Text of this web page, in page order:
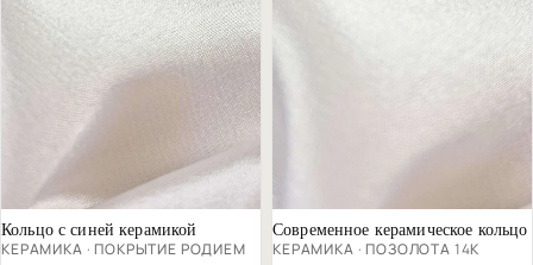
Кольцо с синей керамикой
КЕРАМИКА · ПОКРЫТИЕ РОДИЕМ
Хит продаж
Современное керамическое кольцо
КЕРАМИКА · ПОЗОЛОТА 14К